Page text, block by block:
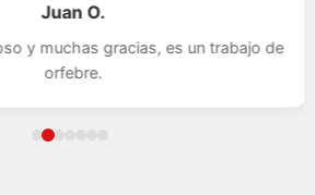
Juan O.
y muchas gracias, es un trabajo de
orfebre.